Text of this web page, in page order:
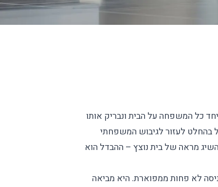
כל המשפחה על הבית ונבריק אותו
בהחלט לעזור לגיבוש המשפחתי
מראה של בית נוצץ – ההבדל הוא
לא פחות ממפוארת. היא מביאה